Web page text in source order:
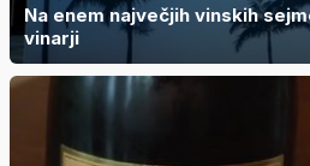
Na enem največjih vinskih
vinarji